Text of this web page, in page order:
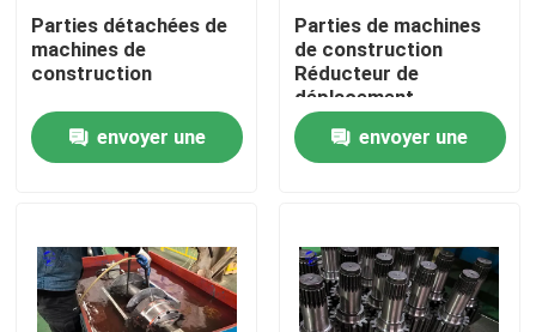
Aperçu
Produits
Visite d'usine
Parties détachées de
machines de
construction
envoyer une
Parties de machines
de construction
Réducteur de
déplacement
Assemblage pour
excavatriceenvoyer une